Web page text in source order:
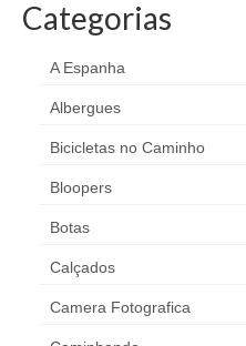
Categorias
A Espanha
Albergues
Bicicletas no Caminho
Bloopers
Botas
Calçados
Camera Fotografica